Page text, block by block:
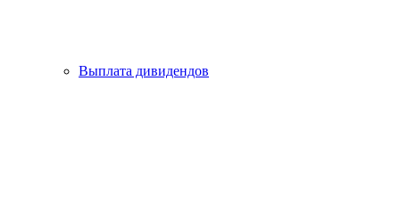
Выплата дивидендов